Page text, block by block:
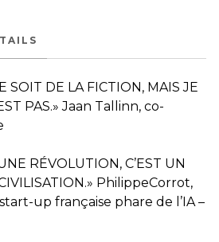
SOIT DE LA FICTION, MAIS JE
PAS.» Jaan Tallinn, co-
RÉVOLUTION, C’EST UN
PhilippeCorrot,
up française phare de l’IA –